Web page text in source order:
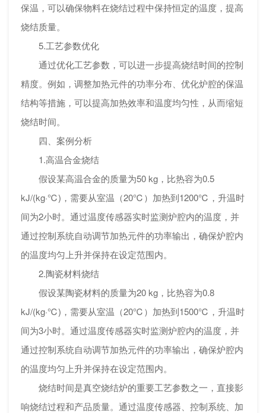
保温，可以确保物料在烧结过程中保持恒定的温度，提高
烧结质量。
5.工艺参数优化
通过优化工艺参数，可以进一步提高烧结时间的控制
精度。例如，调整加热元件的功率分布、优化炉腔的保温
结构等措施，可以提高加热效率和温度均匀性，从而缩短
烧结时间。
四、案例分析
1.高温合金烧结
假设某高温合金的质量为50 kg，比热容为0.5
kJ/(kg·℃)，需要从室温（20℃）加热到1200℃，升温时
间为2小时。通过温度传感器实时监测炉腔内的温度，并
通过控制系统自动调节加热元件的功率输出，确保炉腔内
的温度均匀上升并保持在设定范围内。
2.陶瓷材料烧结
假设某陶瓷材料的质量为20 kg，比热容为0.8
kJ/(kg·℃)，需要从室温（20℃）加热到1500℃，升温时
间为3小时。通过温度传感器实时监测炉腔内的温度，并
通过控制系统自动调节加热元件的功率输出，确保炉腔内
的温度均匀上升并保持在设定范围内。
烧结时间是真空烧结炉的重要工艺参数之一，直接影
响烧结过程和产品质量。通过温度传感器、控制系统、加